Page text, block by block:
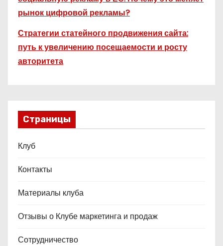
рынок цифровой рекламы?
Стратегии статейного продвижения сайта:
путь к увеличению посещаемости и росту
авторитета
Страницы
Клуб
Контакты
Материалы клуба
Отзывы о Клубе маркетинга и продаж
Сотрудничество